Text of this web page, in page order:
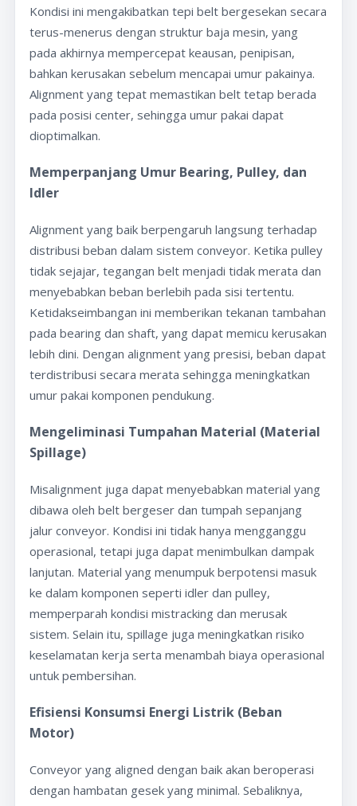
Kondisi ini mengakibatkan tepi belt bergesekan secara
terus-menerus dengan struktur baja mesin, yang
pada akhirnya mempercepat keausan, penipisan,
bahkan kerusakan sebelum mencapai umur pakainya.
Alignment yang tepat memastikan belt tetap berada
pada posisi center, sehingga umur pakai dapat
dioptimalkan.
Memperpanjang Umur Bearing, Pulley, dan
Idler
Alignment yang baik berpengaruh langsung terhadap
distribusi beban dalam sistem conveyor. Ketika pulley
tidak sejajar, tegangan belt menjadi tidak merata dan
menyebabkan beban berlebih pada sisi tertentu.
Ketidakseimbangan ini memberikan tekanan tambahan
pada bearing dan shaft, yang dapat memicu kerusakan
lebih dini. Dengan alignment yang presisi, beban dapat
terdistribusi secara merata sehingga meningkatkan
umur pakai komponen pendukung.
Mengeliminasi Tumpahan Material (Material
Spillage)
Misalignment juga dapat menyebabkan material yang
dibawa oleh belt bergeser dan tumpah sepanjang
jalur conveyor. Kondisi ini tidak hanya mengganggu
operasional, tetapi juga dapat menimbulkan dampak
lanjutan. Material yang menumpuk berpotensi masuk
ke dalam komponen seperti idler dan pulley,
memperparah kondisi mistracking dan merusak
sistem. Selain itu, spillage juga meningkatkan risiko
keselamatan kerja serta menambah biaya operasional
untuk pembersihan.
Efisiensi Konsumsi Energi Listrik (Beban
Motor)
Conveyor yang aligned dengan baik akan beroperasi
dengan hambatan gesek yang minimal. Sebaliknya,